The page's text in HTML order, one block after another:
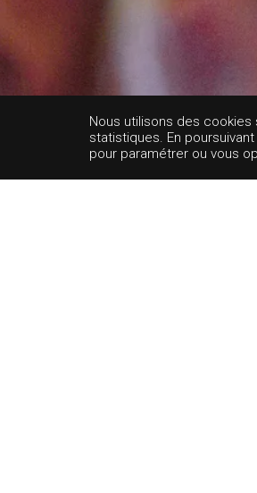
Nous utilisons des cookies
statistiques. En
pour paramétrer ou vous